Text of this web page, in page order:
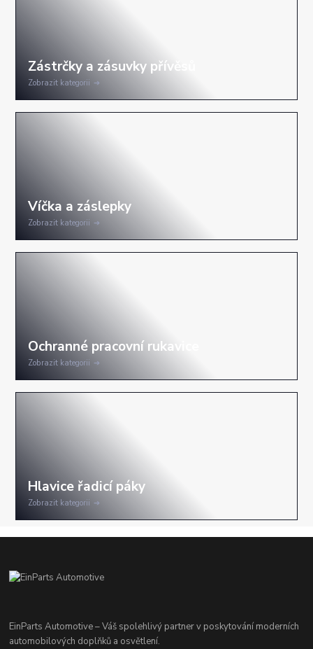
Zobrazit kategorii
Zobrazit kategorii
Zobrazit kategorii
Zobrazit kategorii
EinParts Automotive – Váš spolehlivý partner v poskytování moderních
automobilových doplňků a osvětlení.